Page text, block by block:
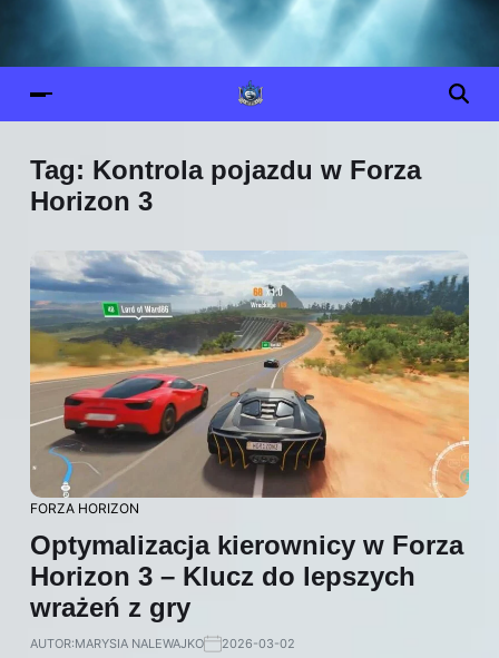
Tag: Kontrola pojazdu w Forza
Horizon 3
FORZA HORIZON
Optymalizacja kierownicy w Forza
Horizon 3 – Klucz do lepszych
wrażeń z gry
AUTOR:MARYSIA NALEWAJKO 2026-03-02